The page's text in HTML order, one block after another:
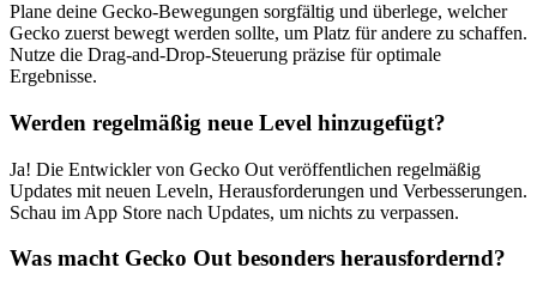
Plane deine Gecko-Bewegungen sorgfältig und überlege, welcher
Gecko zuerst bewegt werden sollte, um Platz für andere zu schaffen.
Nutze die Drag-and-Drop-Steuerung präzise für optimale
Ergebnisse.
Werden regelmäßig neue Level hinzugefügt?
Ja! Die Entwickler von Gecko Out veröffentlichen regelmäßig
Updates mit neuen Leveln, Herausforderungen und Verbesserungen.
Schau im App Store nach Updates, um nichts zu verpassen.
Was macht Gecko Out besonders herausfordernd?